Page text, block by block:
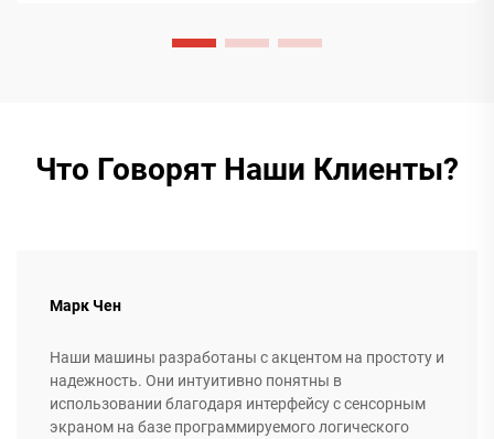
Что Говорят Наши Клиенты?
Марк Чен
Наши машины разработаны с акцентом на простоту и
надежность. Они интуитивно понятны в
использовании благодаря интерфейсу с сенсорным
экраном на базе программируемого логического